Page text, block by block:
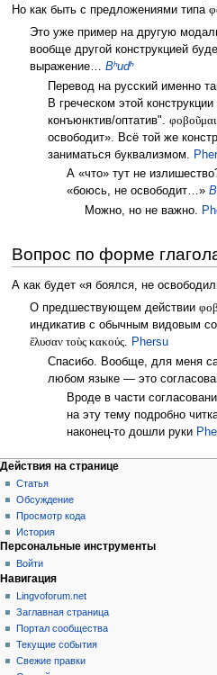
Но как быть с предложениями типа
Это уже пример на другую
вообще другой конструкцией
выражение… Bʰudʰ
Перевод на русский именно
В греческом этой
конъюнктив/оптатив".
освободит». Всё той же
заниматься буквализмом.
А «что» тут не
«боюсь, не освободит…»
Можно, но не важно.
Вопрос по форме
А как будет «я боялся, не
О предшествующем действии
индикатив с обычным видовым
ἔλυσαν τοὺς κακούς. Phersu
Спасибо. Вообще, для меня
любом языке — это
Вроде в части
на эту тему подробно
наконец-то дошли руки
Действия на странице
Статья
Обсуждение
Просмотр кода
История
Персональные инструменты
Войти
Навигация
Lingvoforum.net
Заглавная страница
Портал сообщества
Текущие события
Свежие правки